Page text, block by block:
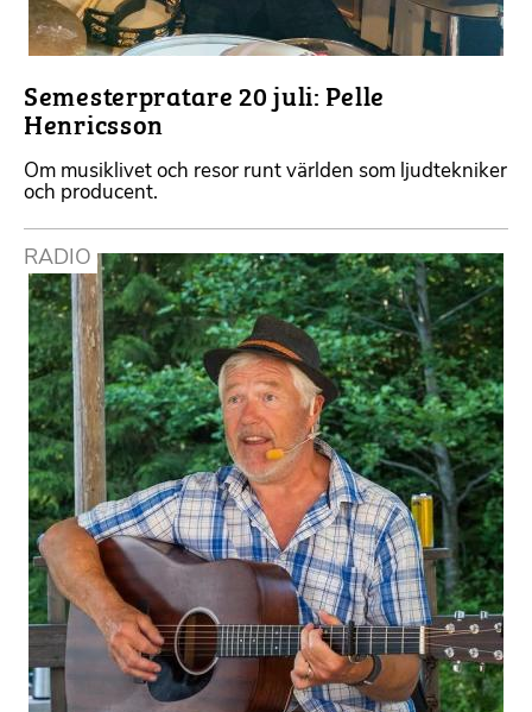
Semesterpratare 20 juli: Pelle
Henricsson
Om musiklivet och resor runt världen som ljudtekniker
och producent.
RADIO